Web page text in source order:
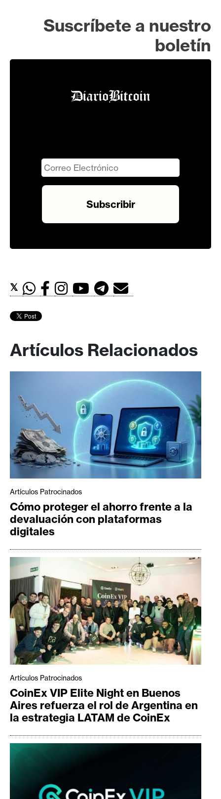
Suscríbete a nuestro
boletín
𝕏
Artículos Relacionados
Artículos Patrocinados
Cómo proteger el ahorro frente a la
devaluación con plataformas
digitales
Artículos Patrocinados
CoinEx VIP Elite Night en Buenos
Aires refuerza el rol de Argentina en
la estrategia LATAM de CoinEx